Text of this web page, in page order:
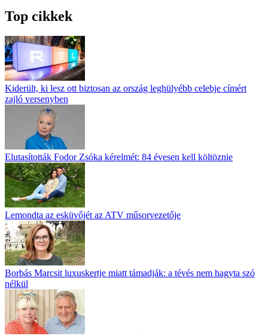
Top cikkek
Kiderült, ki lesz ott biztosan az ország leghülyébb celebje címért
zajló versenyben
Elutasították Fodor Zsóka kérelmét: 84 évesen kell költöznie
Lemondta az esküvőjét az ATV műsorvezetője
Borbás Marcsit luxuskertje miatt támadják: a tévés nem hagyta szó
nélkül